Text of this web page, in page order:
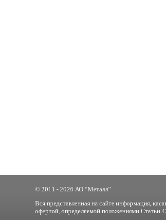
© 2011 - 2026 АО “Металл”
Вся представленная на сайте информация,
офертой, определяемой положениями Статьи